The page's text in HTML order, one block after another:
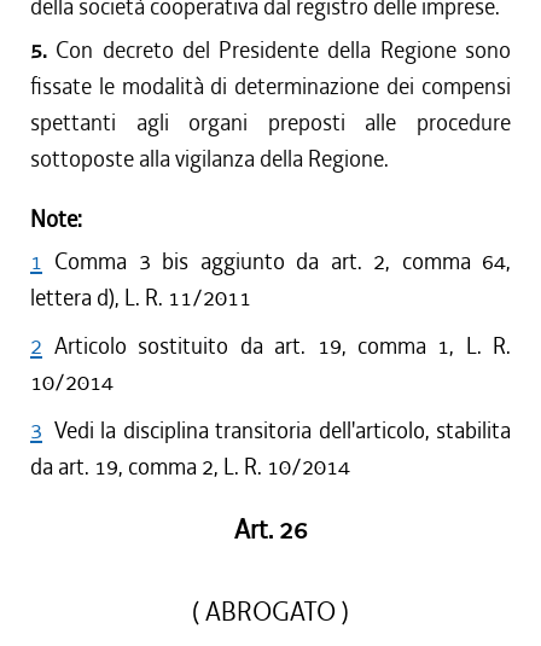
della società cooperativa dal registro delle imprese.
5. Con decreto del Presidente della Regione sono
fissate le modalità di determinazione dei compensi
spettanti agli organi preposti alle procedure
sottoposte alla vigilanza della Regione.
Note:
1 Comma 3 bis aggiunto da art. 2, comma 64,
lettera d), L. R. 11/2011
2 Articolo sostituito da art. 19, comma 1, L. R.
10/2014
3 Vedi la disciplina transitoria dell'articolo, stabilita
da art. 19, comma 2, L. R. 10/2014
Art. 26
( ABROGATO )